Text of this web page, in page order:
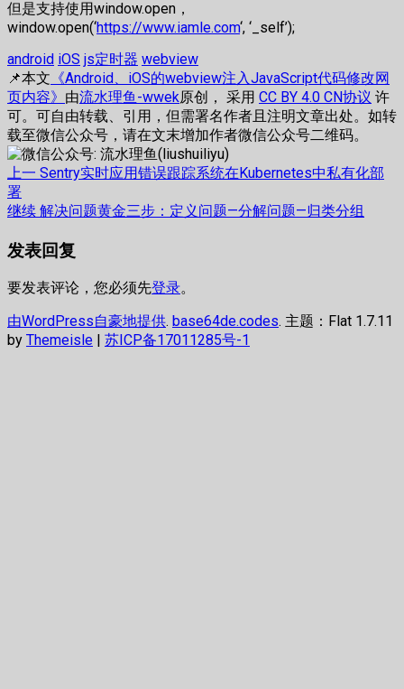
但是支持使用window.open，
window.open(‘https://www.iamle.com‘, ‘_self’);
android iOS js定时器 webview
📌本文 《Android、iOS的webview注入JavaScript代码修改网
页内容》 由流水理鱼-wwek原创， 采用 CC BY 4.0 CN协议 许
可。可自由转载、引用，但需署名作者且注明文章出处。如转
载至微信公众号，请在文末增加作者微信公众号二维码。
文
章
导
航
上一 上
文
Sentry实时应用错误跟踪系统在Kubernetes中私有化部
署
继续 下
文
解决问题黄金三步：定义问题—分解问题—归类分组
发表回复
要发表评论，您必须先登录。
由WordPress自豪地提供. base64de.codes. 主题：Flat 1.7.11
by Themeisle 苏ICP备17011285号-1